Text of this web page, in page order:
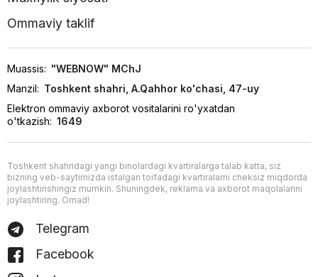
Ommaviy taklif
Muassis: "WEBNOW" MChJ
Manzil: Toshkent shahri, A.Qahhor ko'chasi, 47-uy
Elektron ommaviy axborot vositalarini ro'yxatdan
o'tkazish: 1649
Toshkent shahridagi yangi binolardagi kvartiralarga talab katta, siz
bizning veb-saytimizda istalgan toifadagi kvartiralarni cheksiz miqdorda
joylashtirishingiz mumkin. Shuningdek, reklama va axborot maqolalarini
joylashtiring. Omad!
Telegram
Facebook